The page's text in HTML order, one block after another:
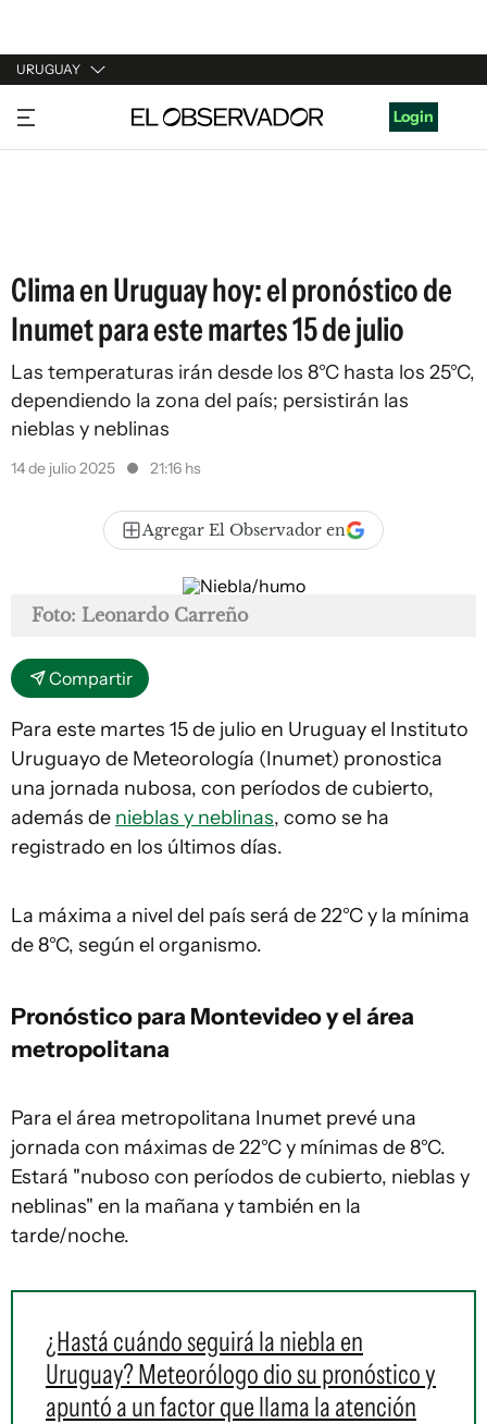
URUGUAY
URUGUAY
ARGENTINA
Login
Clima en Uruguay hoy: el pronóstico de
Inumet para este martes 15 de julio
Las temperaturas irán desde los 8°C hasta los 25°C,
dependiendo la zona del país; persistirán las
nieblas y neblinas
14 de julio 2025 21:16 hs
Agregar El Observador en
Foto: Leonardo Carreño
Compartir
Para este martes 15 de julio en Uruguay el Instituto
Uruguayo de Meteorología (Inumet) pronostica
una jornada nubosa, con períodos de cubierto,
además de nieblas y neblinas, como se ha
registrado en los últimos días.
La máxima a nivel del país será de 22°C y la mínima
de 8°C, según el organismo.
Pronóstico para Montevideo y el área
metropolitana
Para el área metropolitana Inumet prevé una
jornada con máximas de 22°C y mínimas de 8°C.
Estará "nuboso con períodos de cubierto, nieblas y
neblinas" en la mañana y también en la
tarde/noche.
¿Hastá cuándo seguirá la niebla en
Uruguay? Meteorólogo dio su pronóstico y
apuntó a un factor que llama la atención